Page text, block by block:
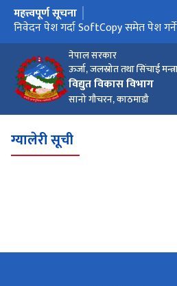
नेपाल सरकार
ऊर्जा, जलस्रोत तथा सिंचाई
विद्युत विकास विभाग
सानो गौचरन, काठमाडौ
मुख्य नेभिगेसनमा जानुहोस्
महत्त्वपूर्ण सूचना
प्रस्तुतीकरणको समय तालिका परिमार्जन
निवेदन पेश गर्दा SoftCopy समेत पेश
प्रस्तुतिकरणको समय तालिका बारे ।
Data Regarding Dam Safety
Notice of Extension of EoI
Request for EOI for Development
in BOOT Model
आर्थिक वर्ष २०८१/८२ सम्मको वक्यौता
ग्यालेरी सूची